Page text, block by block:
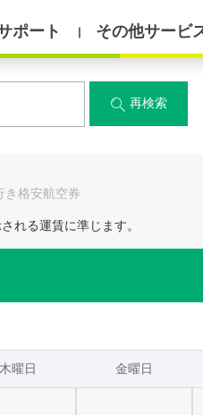
ポート その他サービ
 再検索
き格安航空券
れる運賃に準じます。
木曜日 金曜日